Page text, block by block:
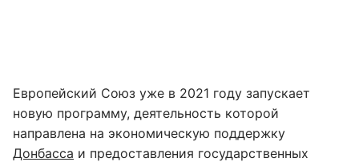
Европейский Союз уже в 2021 году запускает
новую программу, деятельность которой
направлена на экономическую поддержку
Донбасса и предоставления государственных